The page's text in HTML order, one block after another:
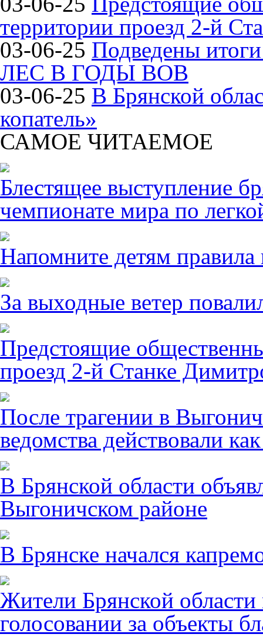
территории проезд 2-й
03-06-25 Подведены
ЛЕС В ГОДЫ ВОВ
03-06-25 В Брянской
копатель»
САМОЕ ЧИТАЕМОЕ
Блестящее выступление
чемпионате мира по
Напомните детям правила
За выходные ветер
Предстоящие
проезд 2-й Станке
После трагении в
ведомства действовали
В Брянской области
Выгоничском районе
В Брянске начался
Жители Брянской области
голосовании за объекты